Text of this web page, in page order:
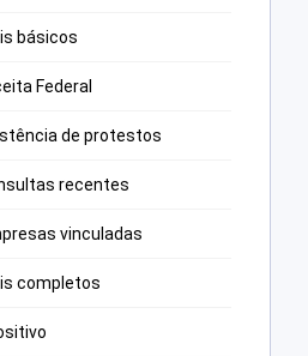
básicos
Federal
de protestos
recentes
vinculadas
completos